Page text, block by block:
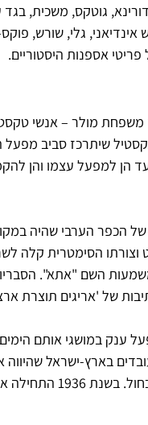
גוטקס, משכית,
גלי, שורש,
אספנות היסטוריים.
הוקם בשנת 1934 על ידי משפחת
שיתרכז סביב
הן למפעל עצמו והן
הכפר הערבי שהיה
הסימטרית קלה
השם "אתא".
של 'אריגים תוצרת
במושגי אותם
בארץ-ישראל שהיווה
המובילים בקטלוג